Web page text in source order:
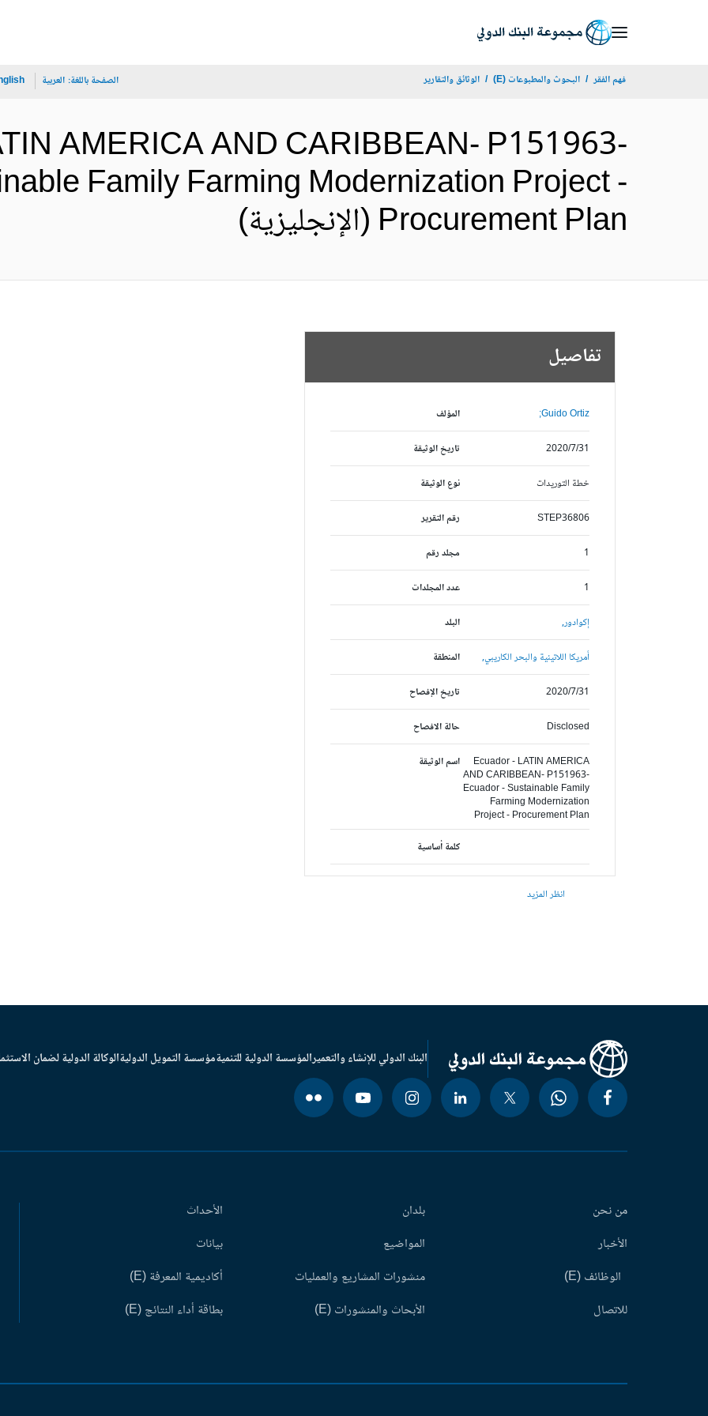
فهم الفقر البحوث والمطبوعات (E) الوثائق والتقارير الصفحة باللغة: العربية
AMERICA AND CARIBBEAN- P151963-
Family Farming Modernization Project -
Procurement Plan (الإنجليزية)
تفاصيل
المؤلف Guido Ortiz;
تاريخ الوثيقة 2020/7/31
نوع الوثيقة خطة التوريدات
رقم التقرير STEP36806
مجلد رقم 1
عدد المجلدات 1
البلد إكوادور,
المنطقة أمريكا اللاتينية والبحر الكاريبي,
تاريخ الإفصاح 2020/7/31
حالة الافصاح Disclosed
اسم الوثيقة
Ecuador - LATIN AMERICA
AND CARIBBEAN- P151963-
Ecuador - Sustainable Family
Farming Modernization
Project - Procurement Plan
كلمة أساسية
انظر المزيد
البنك الدولي للإنشاء والتعميرالمؤسسة الدولية للتنميةمؤسسة التمويل الدوليةالوكالة الدولية لضمان
من نحن
الأخبار
الوظائف (E)
للاتصال
بلدان
المواضيع
منشورات المشاريع والعمليات
الأبحاث والمنشورات (E)
الأحداث
بيانات
أكاديمية المعرفة (E)
بطاقة أداء النتائج (E)